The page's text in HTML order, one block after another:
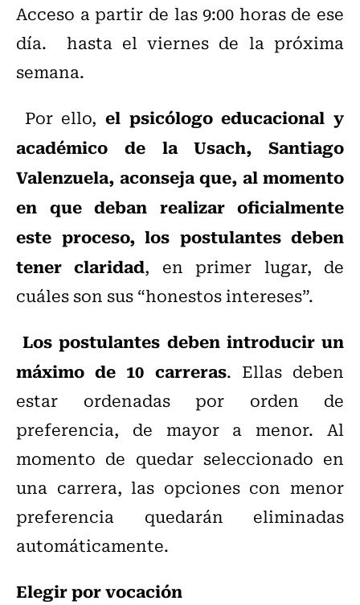
Acceso a partir de las 9:00 horas de ese
día. hasta el viernes de la próxima
semana.
Por ello, el psicólogo educacional y
académico de la Usach, Santiago
Valenzuela, aconseja que, al momento
en que deban realizar oficialmente
este proceso, los postulantes deben
tener claridad, en primer lugar, de
cuáles son sus “honestos intereses”.
Los postulantes deben introducir un
máximo de 10 carreras. Ellas deben
estar ordenadas por orden de
preferencia, de mayor a menor. Al
momento de quedar seleccionado en
una carrera, las opciones con menor
preferencia quedarán eliminadas
automáticamente.
Elegir por vocación